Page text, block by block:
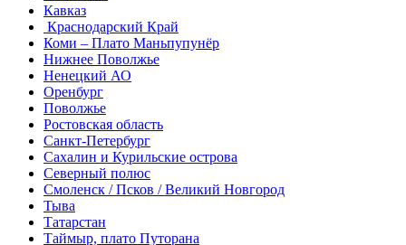
Кавказ
Краснодарский Край
Коми – Плато Маньпупунёр
Нижнее Поволжье
Ненецкий АО
Оренбург
Поволжье
Ростовская область
Санкт-Петербург
Сахалин и Курильские острова
Северный полюс
Смоленск / Псков / Великий Новгород
Тыва
Татарстан
Таймыр, плато Путорана